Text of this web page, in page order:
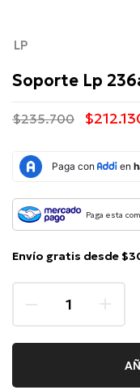
LP
Soporte Lp
$235.700
Paga esta
Envío gratis desde